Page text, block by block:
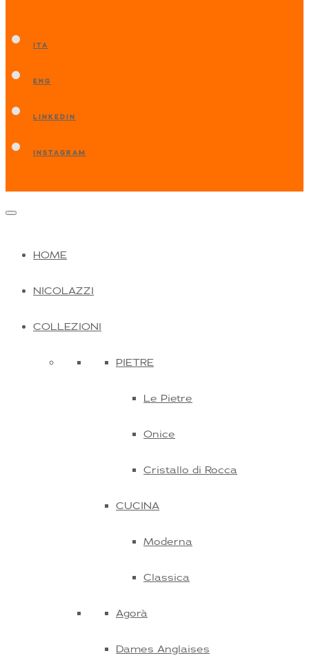
ITA
ENG
LINKEDIN
INSTAGRAM
HOME
NICOLAZZI
COLLEZIONI
PIETRE
Le Pietre
Onice
Cristallo di Rocca
CUCINA
Moderna
Classica
Agorà
Dames Anglaises